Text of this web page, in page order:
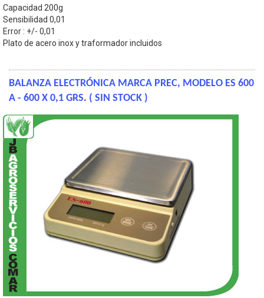
Capacidad 200g
Sensibilidad 0,01
Error : +/- 0,01
Plato de acero inox y traformador incluidos
BALANZA ELECTRÓNICA MARCA PREC, MODELO ES 600
A - 600 X 0,1 GRS. ( SIN STOCK )